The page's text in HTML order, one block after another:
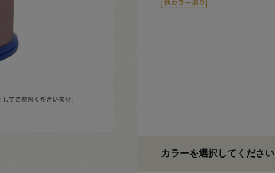
カラーを選択してください